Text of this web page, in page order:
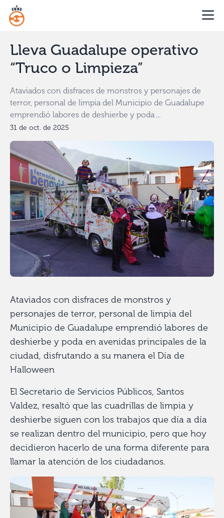
Lleva Guadalupe operativo
“Truco o Limpieza”
Ataviados con disfraces de monstros y personajes de
terror, personal de limpia del Municipio de Guadalupe
emprendió labores de deshierbe y poda ...
31 de oct. de 2025
Ataviados con disfraces de monstros y
personajes de terror, personal de limpia del
Municipio de Guadalupe emprendió labores de
deshierbe y poda en avenidas principales de la
ciudad, disfrutando a su manera el Día de
Halloween
El Secretario de Servicios Públicos, Santos
Valdez, resaltó que las cuadrillas de limpia y
deshierbe siguen con los trabajos que día a día
se realizan dentro del municipio, pero que hoy
decidieron hacerlo de una forma diferente para
llamar la atención de los ciudadanos.